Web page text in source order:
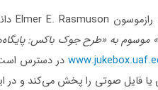
رازموسون Elmer E. Rasmuson
موسوم به «طرح جوک باکس:
در دسترس
فایل صوتی را پخش می‌کند و در